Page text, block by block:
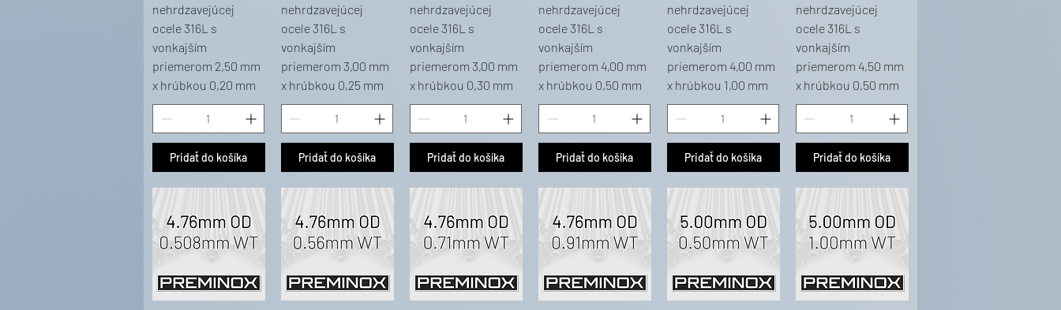
nehrdzavejúcej
ocele 316L s
vonkajším
priemerom 2,50 mm
x hrúbkou 0,20 mm
Pridať do košíka
nehrdzavejúcej
ocele 316L s
vonkajším
priemerom 3,00 mm
x hrúbkou 0,25 mm
Pridať do košíka
nehrdzavejúcej
ocele 316L s
vonkajším
priemerom 3,00 mm
x hrúbkou 0,30 mm
Pridať do košíka
nehrdzavejúcej
ocele 316L s
vonkajším
priemerom 4,00 mm
x hrúbkou 0,50 mm
Pridať do košíka
nehrdzavejúcej
ocele 316L s
vonkajším
priemerom 4,00 mm
x hrúbkou 1,00 mm
Pridať do košíka
nehrdzavejúcej
ocele 316L s
vonkajším
priemerom 4,50 mm
x hrúbkou 0,50 mm
Pridať do košíka